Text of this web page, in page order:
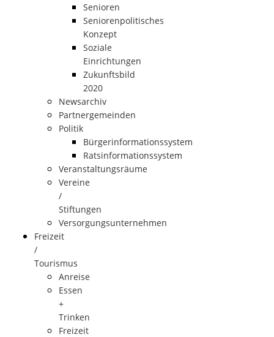
Senioren
Seniorenpolitisches
Konzept
Soziale
Einrichtungen
Zukunftsbild
2020
Newsarchiv
Partnergemeinden
Politik
Bürgerinformationssystem
Ratsinformationssystem
Veranstaltungsräume
Vereine
/
Stiftungen
Versorgungsunternehmen
Freizeit
/
Tourismus
Anreise
Essen
+
Trinken
Freizeit